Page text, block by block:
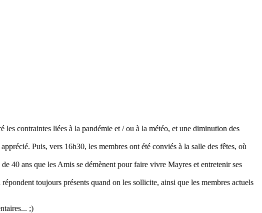
contraintes liées à la pandémie et / ou à la météo, et une diminution des
Puis, vers 16h30, les membres ont été conviés à la salle des fêtes, où
40 ans que les Amis se démènent pour faire vivre Mayres et entretenir ses
toujours présents quand on les sollicite, ainsi que les membres actuels
;)